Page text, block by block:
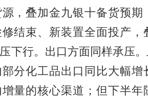
，叠加金九银十备货预
结束、新装置全面投产，
下行。出口方面同样承压
分化工品出口同比大幅增
量的核心渠道；但下半年